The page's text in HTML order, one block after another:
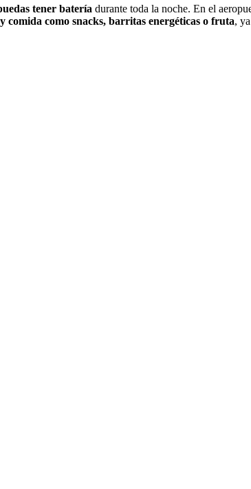
tener batería durante toda la noche. En el
comida como snacks, barritas energéticas o fruta,